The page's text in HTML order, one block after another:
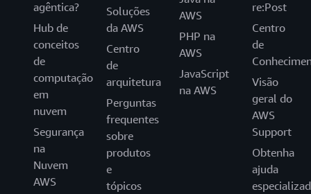
agêntica?
Hub de
conceitos
de
computação
em
nuvem
Segurança
na
Nuvem
AWS
Soluções
da AWS
Centro
de
arquitetura
Perguntas
frequentes
sobre
produtos
e
tópicos
AWS
PHP na
AWS
JavaScript
na AWS
re:Post
Centro
de
Visão
geral do
AWS
Support
Obtenha
ajuda